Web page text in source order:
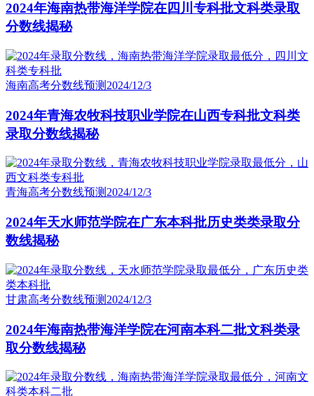
2024年海南热带海洋学院在四川专科批文科类录取
分数线揭秘
海南高考分数线预测 2024/12/3
2024年青海农牧科技职业学院在山西专科批文科类
录取分数线揭秘
青海高考分数线预测 2024/12/3
2024年天水师范学院在广东本科批历史类类录取分
数线揭秘
甘肃高考分数线预测 2024/12/3
2024年海南热带海洋学院在河南本科二批文科类录
取分数线揭秘